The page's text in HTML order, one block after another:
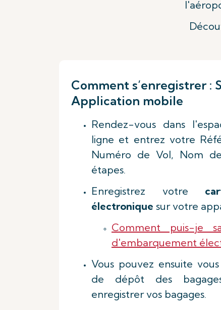
Comment s’enregistrer :
Application mobile
Rendez-vous dans
ligne et entrez votre
Numéro de Vol, Nom
étapes.
Enregistrez votre
électronique sur votre
Comment puis-je
d'embarquement
Vous pouvez ensuite
de dépôt des
enregistrer vos bagages.